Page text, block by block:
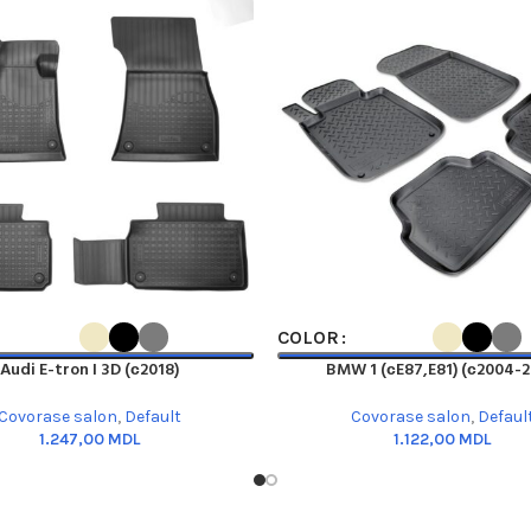
Audi E-tron I 3D (с2018)
salon, Default
MDL
SELECT OPTIONS
COLOR
BMW 1 (сE87,E81) (с2004-
Covorase salon,
MDL